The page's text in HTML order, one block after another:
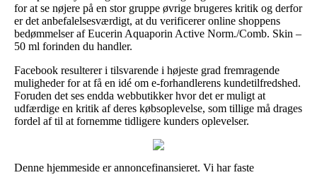
for at se nøjere på en stor gruppe øvrige brugeres kritik og derfor
er det anbefalelsesværdigt, at du verificerer online shoppens
bedømmelser af Eucerin Aquaporin Active Norm./Comb. Skin –
50 ml forinden du handler.
Facebook resulterer i tilsvarende i højeste grad fremragende
muligheder for at få en idé om e-forhandlerens kundetilfredshed.
Foruden det ses endda webbutikker hvor det er muligt at
udfærdige en kritik af deres købsoplevelse, som tillige må drages
fordel af til at fornemme tidligere kunders oplevelser.
Denne hjemmeside er annoncefinansieret. Vi har faste